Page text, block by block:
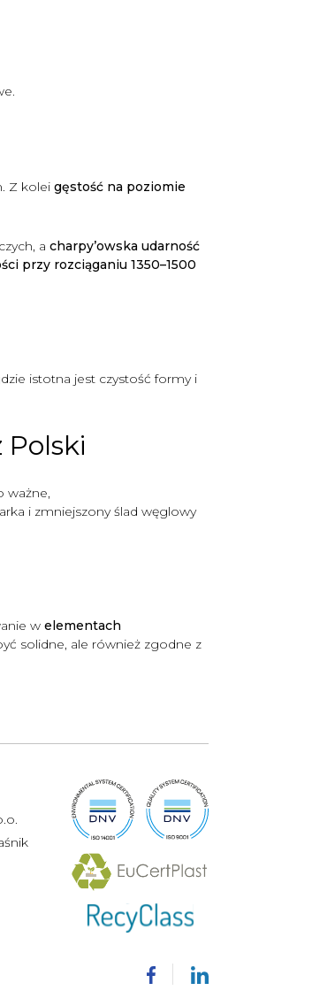
Z kolei gęstość na poziomie
a charpy’owska udarność
przy rozciąganiu 1350–1500
istotna jest czystość formy i
ważne,
i zmniejszony ślad węglowy
w elementach
solidne, ale również zgodne z